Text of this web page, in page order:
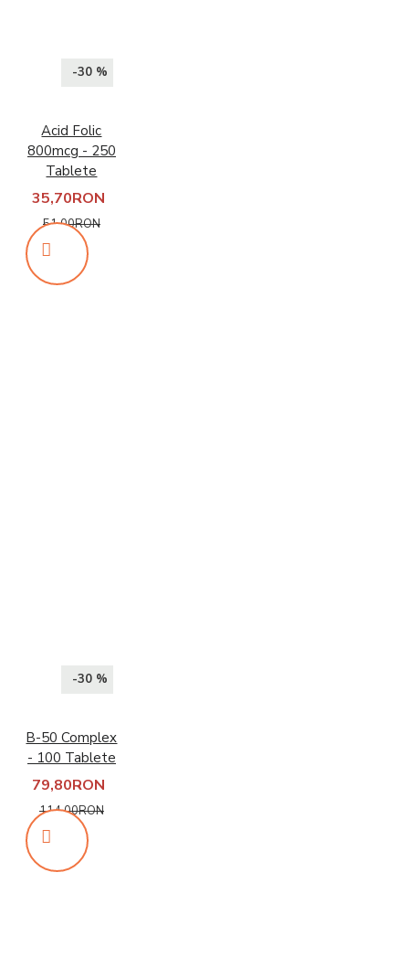
-30 %
Acid Folic
800mcg - 250
Tablete
35,70RON
51,00RON
-30 %
B-50 Complex
- 100 Tablete
79,80RON
114,00RON